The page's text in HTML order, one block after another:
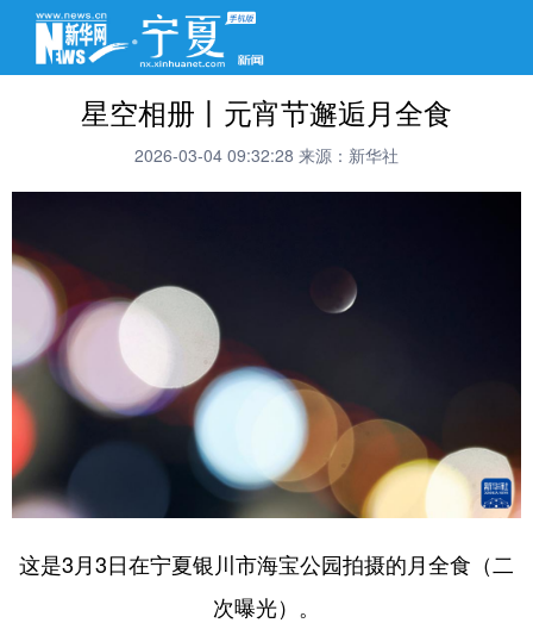
星空相册丨元宵节邂逅月全食
2026-03-04 09:32:28 来源：新华社
这是3月3日在宁夏银川市海宝公园拍摄的月全食（二
次曝光）。